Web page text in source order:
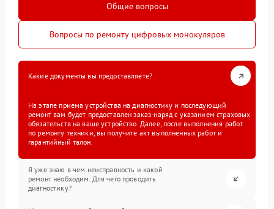
Общие вопросы
Вопросы по ремонту цифровых монокуляров
Какие документы вы предоставляете?
На этапе приема устройства на диагностику и последующий
ремонт вам будет предоставлен заказ-наряд с указанием страховых
обязательств на ваше устройство. Далее, после выполнения работ
по ремонту техники, вы получите акт выполненных работ и
гарантийный талон.
Я уже знаю в чем неисправность и какой
ремонт необходим. Для чего проводить
диагностику?